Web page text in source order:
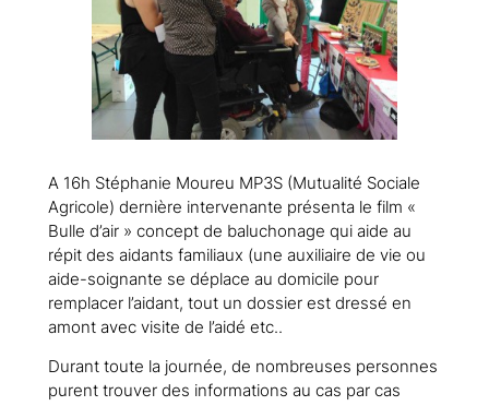
A 16h Stéphanie Moureu MP3S (Mutualité Sociale
Agricole) dernière intervenante présenta le film «
Bulle d’air » concept de baluchonage qui aide au
répit des aidants familiaux (une auxiliaire de vie ou
aide-soignante se déplace au domicile pour
remplacer l’aidant, tout un dossier est dressé en
amont avec visite de l’aidé etc..
Durant toute la journée, de nombreuses personnes
purent trouver des informations au cas par cas